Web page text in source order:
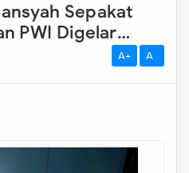
Sepakat
PWI Digelar
2025
A+ A-